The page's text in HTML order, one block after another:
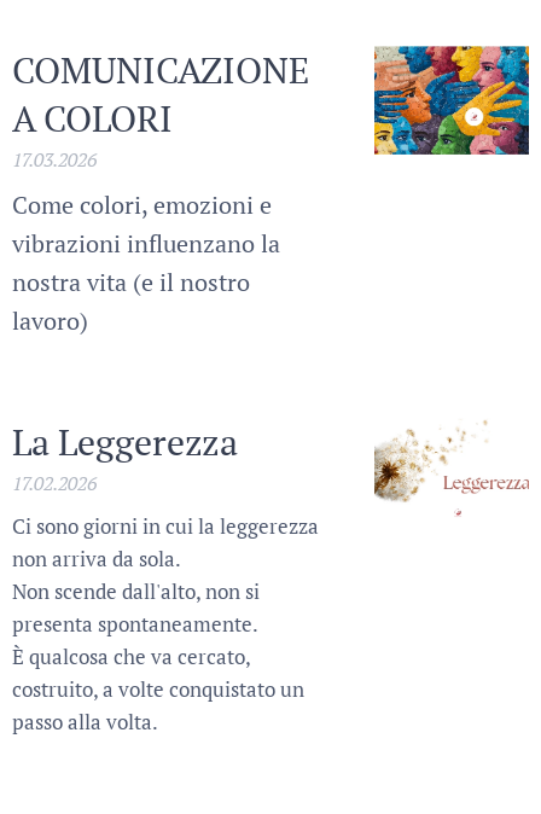
COMUNICAZIONE
A COLORI
17.03.2026
Come colori, emozioni e
vibrazioni influenzano la
nostra vita (e il nostro
lavoro)
La Leggerezza
17.02.2026
Ci sono giorni in cui la leggerezza
non arriva da sola.
Non scende dall'alto, non si
presenta spontaneamente.
È qualcosa che va cercato,
costruito, a volte conquistato un
passo alla volta.